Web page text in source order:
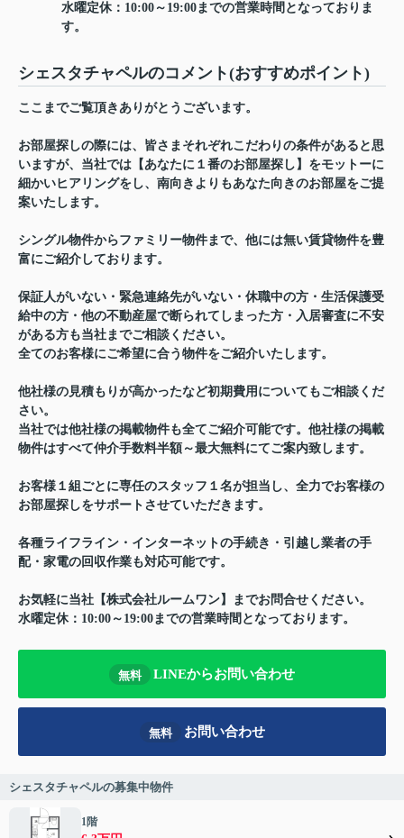
水曜定休：10:00～19:00までの営業時間となっておりま
す。
シェスタチャペルのコメント(おすすめポイント)
ここまでご覧頂きありがとうございます。
お部屋探しの際には、皆さまそれぞれこだわりの条件があると思
いますが、当社では【あなたに１番のお部屋探し】をモットーに
細かいヒアリングをし、南向きよりもあなた向きのお部屋をご提
案いたします。
シングル物件からファミリー物件まで、他には無い賃貸物件を豊
富にご紹介しております。
保証人がいない・緊急連絡先がいない・休職中の方・生活保護受
給中の方・他の不動産屋で断られてしまった方・入居審査に不安
がある方も当社までご相談ください。
全てのお客様にご希望に合う物件をご紹介いたします。
他社様の見積もりが高かったなど初期費用についてもご相談くだ
さい。
当社では他社様の掲載物件も全てご紹介可能です。他社様の掲載
物件はすべて仲介手数料半額～最大無料にてご案内致します。
お客様１組ごとに専任のスタッフ１名が担当し、全力でお客様の
お部屋探しをサポートさせていただきます。
各種ライフライン・インターネットの手続き・引越し業者の手
配・家電の回収作業も対応可能です。
お気軽に当社【株式会社ルームワン】までお問合せください。
水曜定休：10:00～19:00までの営業時間となっております。
無料 LINEからお問い合わせ
無料 お問い合わせ
シェスタチャペルの募集中物件
1階